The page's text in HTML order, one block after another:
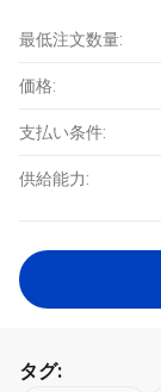
最低注文数量:
価格:
支払い条件:
供給能力:
タグ: